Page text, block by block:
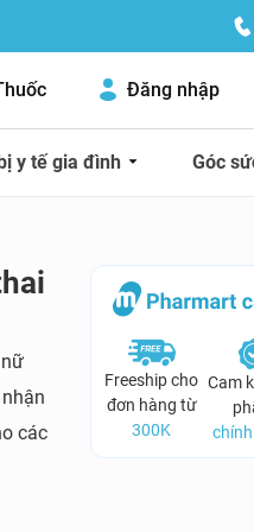
Đăng nhập
y tế gia đình Góc
các
Freeship cho
đơn hàng từ
300K
Cam